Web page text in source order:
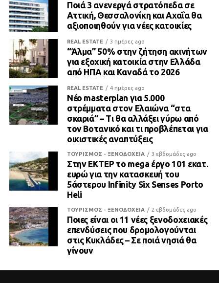
Ποιά 3 ανενεργά στρατόπεδα σε
Αττική, Θεσσαλονίκη και Αχαΐα θα
αξιοποιηθούν για νέες κατοικίες
REAL ESTATE 3 ημέρες ago
“Άλμα” 50% στην ζήτηση ακινήτων
για εξοχική κατοικία στην Ελλάδα
από ΗΠΑ και Καναδά το 2026
REAL ESTATE 4 ημέρες ago
Νέο masterplan για 5.000
στρέμματα στον Ελαιώνα “στα
σκαριά” – Τι θα αλλάξει γύρω από
τον Βοτανικό και τι προβλέπεται για
οικιστικές αναπτύξεις
ΤΟΥΡΙΣΜΟΣ - ΞΕΝΟΔΟΧΕΙΑ 3 εβδομάδες ago
Στην ΕΚΤΕΡ το mega έργο 101 εκατ.
ευρώ για την κατασκευή του
5άστερου Infinity Six Senses Porto
Heli
ΤΟΥΡΙΣΜΟΣ - ΞΕΝΟΔΟΧΕΙΑ 2 εβδομάδες ago
Ποιες είναι οι 11 νέες ξενοδοχειακές
επενδύσεις που δρομολογούνται
στις Κυκλάδες – Σε ποιά νησιά θα
γίνουν